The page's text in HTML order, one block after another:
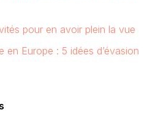
pour en avoir plein la vue
en Europe : 5 idées d’évasion